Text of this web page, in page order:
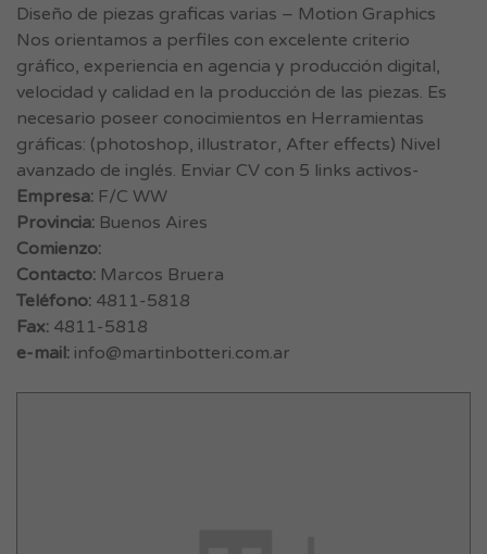
Diseño de piezas graficas varias – Motion Graphics
Nos orientamos a perfiles con excelente criterio
gráfico, experiencia en agencia y producción digital,
velocidad y calidad en la producción de las piezas. Es
necesario poseer conocimientos en Herramientas
gráficas: (photoshop, illustrator, After effects) Nivel
avanzado de inglés. Enviar CV con 5 links activos-
Empresa: F/C WW
Provincia: Buenos Aires
Comienzo:
Contacto: Marcos Bruera
Teléfono: 4811-5818
Fax: 4811-5818
e-mail: info@martinbotteri.com.ar